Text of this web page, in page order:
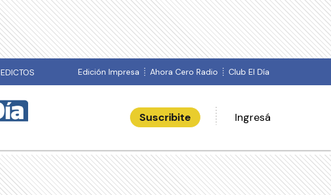
EDICTOS Edición Impresa Ahora Cero Radio Club El Día
Suscribite Ingresá